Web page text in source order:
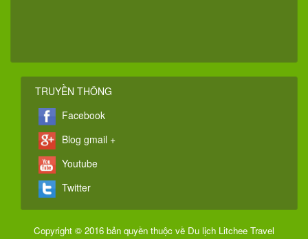
TRUYỀN THÔNG
Facebook
Blog gmail +
Youtube
Twitter
Copyright © 2016 bản quyền thuộc về Du lịch Litchee Travel